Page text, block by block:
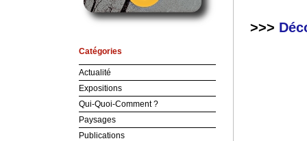
>>>
Catégories
Actualité
Expositions
Qui-Quoi-Comment ?
Paysages
Publications